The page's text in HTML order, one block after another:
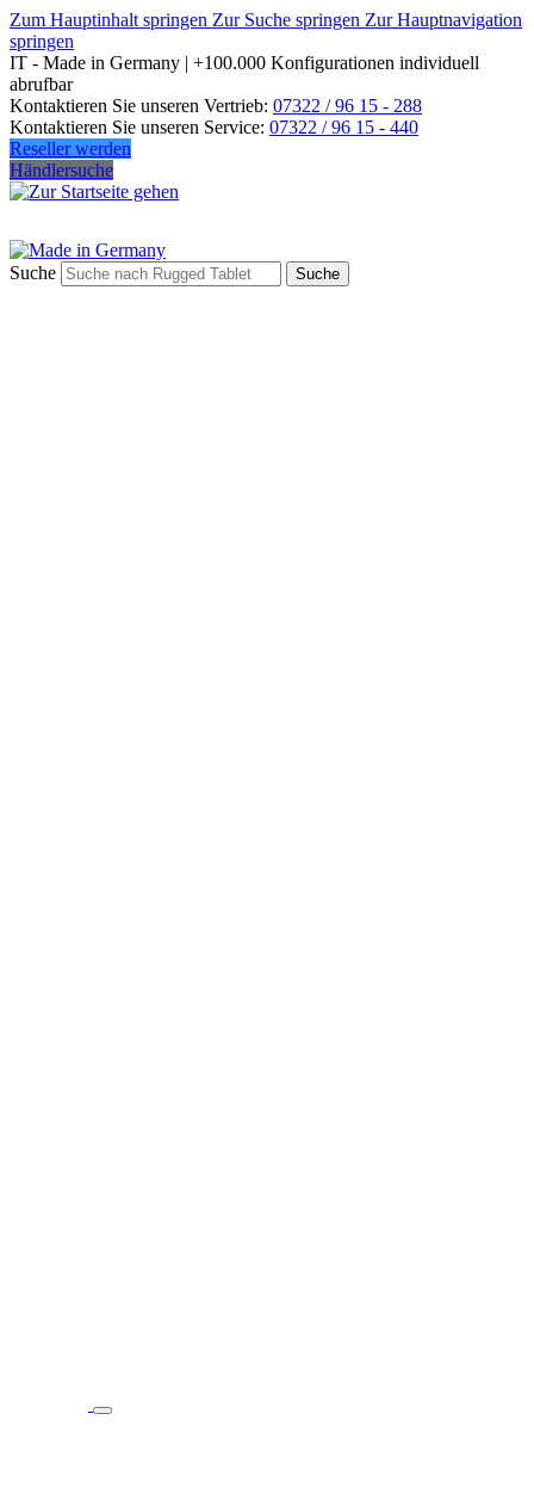
Zum Hauptinhalt springen Zur Suche springen Zur Hauptnavigation
springen
IT - Made in Germany | +100.000 Konfigurationen individuell
abrufbar
Kontaktieren Sie unseren Vertrieb: 07322 / 96 15 - 288
Kontaktieren Sie unseren Service: 07322 / 96 15 - 440
Reseller werden
Händlersuche
Suche Suche